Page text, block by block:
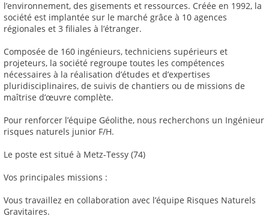
l’environnement, des gisements et ressources. Créée en 1992, la
société est implantée sur le marché grâce à 10 agences
régionales et 3 filiales à l’étranger.
Composée de 160 ingénieurs, techniciens supérieurs et
projeteurs, la société regroupe toutes les compétences
nécessaires à la réalisation d’études et d’expertises
pluridisciplinaires, de suivis de chantiers ou de missions de
maîtrise d’œuvre complète.
Pour renforcer l’équipe Géolithe, nous recherchons un Ingénieur
risques naturels junior F/H.
Le poste est situé à Metz-Tessy (74)
Vos principales missions :
Vous travaillez en collaboration avec l’équipe Risques Naturels
Gravitaires.